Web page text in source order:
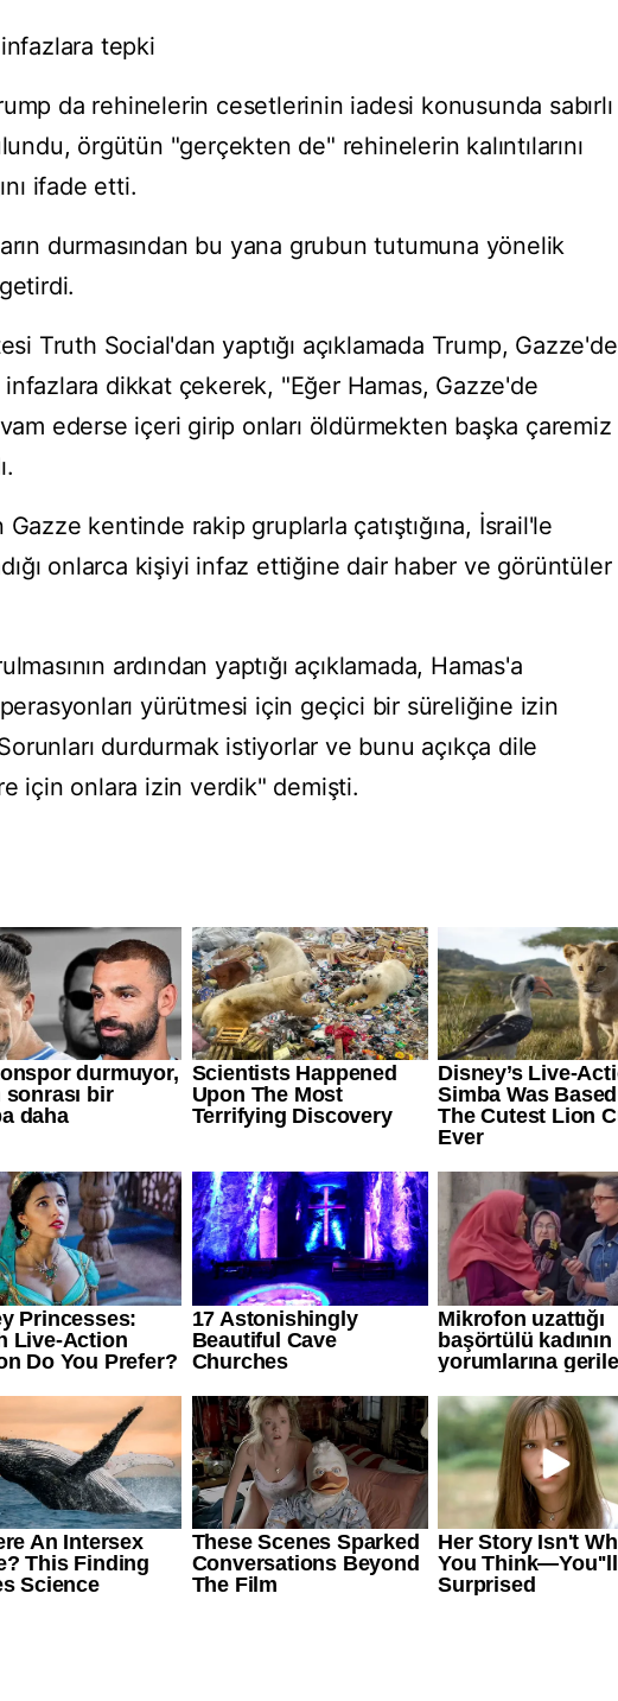
tepki
da rehinelerin cesetlerinin iadesi konusunda sabırlı
örgütün "gerçekten de" rehinelerin kalıntılarını
ifade etti.
durmasından bu yana grubun tutumuna yönelik
getirdi.
Truth Social'dan yaptığı açıklamada Trump, Gazze'de
dikkat çekerek, "Eğer Hamas, Gazze'de
ederse içeri girip onları öldürmekten başka çaremiz
kentinde rakip gruplarla çatıştığına, İsrail'le
onlarca kişiyi infaz ettiğine dair haber ve görüntüler
ardından yaptığı açıklamada, Hamas'a
yürütmesi için geçici bir süreliğine izin
durdurmak istiyorlar ve bunu açıkça dile
için onlara izin verdik" demişti.